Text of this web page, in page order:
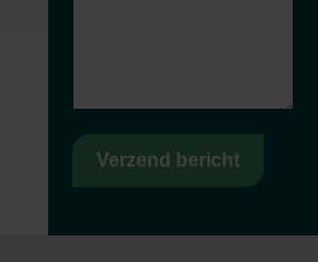
Verzend bericht